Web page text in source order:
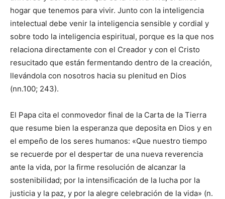
hogar que tenemos para vivir. Junto con la inteligencia
intelectual debe venir la inteligencia sensible y cordial y
sobre todo la inteligencia espiritual, porque es la que nos
relaciona directamente con el Creador y con el Cristo
resucitado que están fermentando dentro de la creación,
llevándola con nosotros hacia su plenitud en Dios
(nn.100; 243).
El Papa cita el conmovedor final de la Carta de la Tierra
que resume bien la esperanza que deposita en Dios y en
el empeño de los seres humanos: «Que nuestro tiempo
se recuerde por el despertar de una nueva reverencia
ante la vida, por la firme resolución de alcanzar la
sostenibilidad; por la intensificación de la lucha por la
justicia y la paz, y por la alegre celebración de la vida» (n.